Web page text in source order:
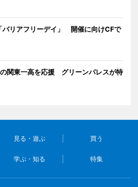
バリアフリーデイ」 開催に向けCFで
関東一高を応援 グリーンパレスが特
見る・遊ぶ 買う
学ぶ・知る 特集